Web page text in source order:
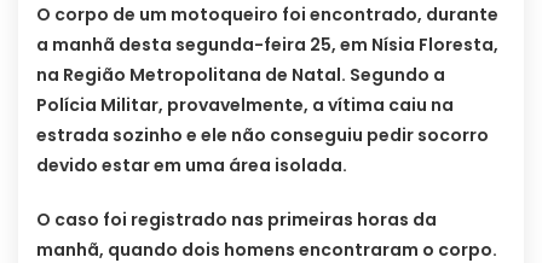
O corpo de um motoqueiro foi encontrado, durante
a manhã desta segunda-feira 25, em Nísia Floresta,
na Região Metropolitana de Natal. Segundo a
Polícia Militar, provavelmente, a vítima caiu na
estrada sozinho e ele não conseguiu pedir socorro
devido estar em uma área isolada.
O caso foi registrado nas primeiras horas da
manhã, quando dois homens encontraram o corpo.